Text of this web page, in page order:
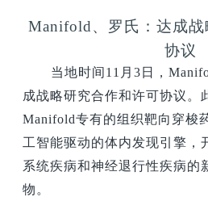
Manifold、罗氏：达成
协议
当地时间11月3日，
成战略研究合作和许可协议。
Manifold专有的组织靶向穿梭
工智能驱动的体内发现引擎，
系统疾病和神经退行性疾病的
物。